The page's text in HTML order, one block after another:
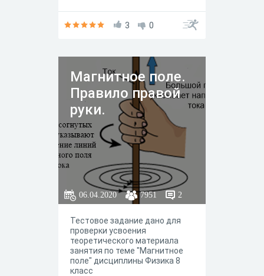
обобщении и повторении темы
3 0
Магнитное поле.
Правило правой
руки.
06.04.2020 7951 2
Тестовое задание дано для
проверки усвоения
теоретического материала
занятия по теме "Магнитное
поле" дисциплины Физика 8
класс